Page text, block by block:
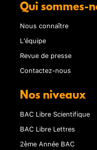
Qui sommes-
Nous connaître
L'équipe
Revue de presse
Contactez-nous
Nos niveaux
BAC Libre Scientifique
BAC Libre Lettres
2ème Année BAC